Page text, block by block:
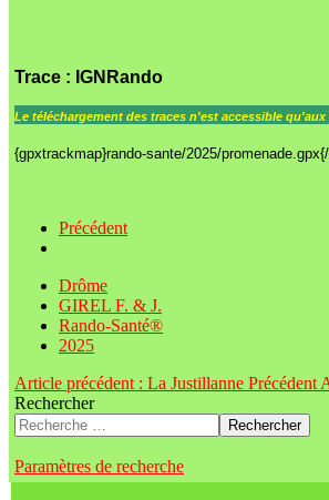
Trace : IGNRando
Le téléchargement des traces n'est accessible
{gpxtrackmap}rando-sante/2025/
Précédent
Drôme
GIREL F. & J.
Rando-Santé®
2025
Article précédent : La Justillanne Précédent
Rechercher
Rechercher
Paramètres de recherche